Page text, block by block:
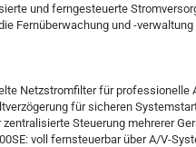
und ferngesteuerte
Fernüberwachung und -
Netzstromfilter für professionelle
für sicheren
Steuerung mehrerer
voll fernsteuerbar über A/V-